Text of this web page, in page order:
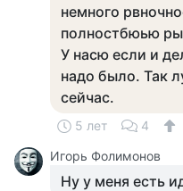
немного
полностбюью
У насю если и
надо было. Так
сейчас.
5 лет 4
Игорь Фолимонов
Ну у меня есть